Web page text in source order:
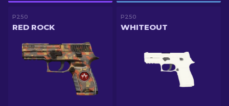
P250
RED ROCK
P250
WHITEOUT